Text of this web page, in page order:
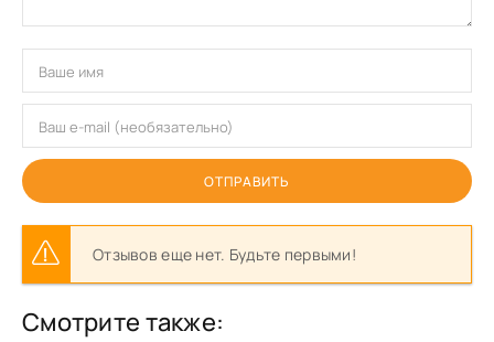
ОТПРАВИТЬ
Отзывов еще нет. Будьте первыми!
Смотрите также: